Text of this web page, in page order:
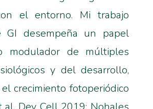
el entorno. Mi trabajo
GI desempeña un papel
modulador de múltiples
y del desarrollo,
crecimiento fotoperiódico